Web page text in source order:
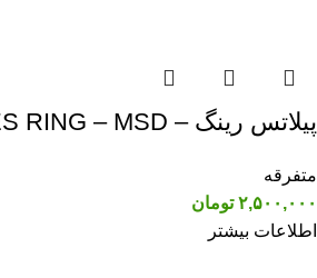
پیلاتس رینگ – PILATES RING – MSD
متفرقه
۲,۵۰۰,۰۰۰ تومان
اطلاعات بیشتر